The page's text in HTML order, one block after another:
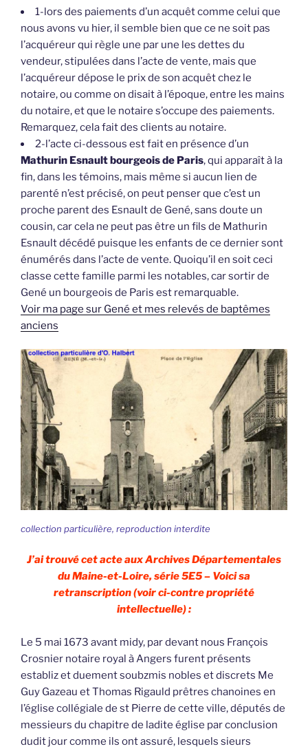
1-lors des paiements d’un acquêt comme celui que
nous avons vu hier, il semble bien que ce ne soit pas
l’acquéreur qui règle une par une les dettes du
vendeur, stipulées dans l’acte de vente, mais que
l’acquéreur dépose le prix de son acquêt chez le
notaire, ou comme on disait à l’époque, entre les mains
du notaire, et que le notaire s’occupe des paiements.
Remarquez, cela fait des clients au notaire.
2-l’acte ci-dessous est fait en présence d’un
Mathurin Esnault bourgeois de Paris, qui apparaît à la
fin, dans les témoins, mais même si aucun lien de
parenté n’est précisé, on peut penser que c’est un
proche parent des Esnault de Gené, sans doute un
cousin, car cela ne peut pas être un fils de Mathurin
Esnault décédé puisque les enfants de ce dernier sont
énumérés dans l’acte de vente. Quoiqu’il en soit ceci
classe cette famille parmi les notables, car sortir de
Gené un bourgeois de Paris est remarquable.
Voir ma page sur Gené et mes relevés de baptêmes
anciens
collection particulière, reproduction interdite
J’ai trouvé cet acte aux Archives Départementales
du Maine-et-Loire, série 5E5 – Voici sa
retranscription (voir ci-contre propriété
intellectuelle) :
Le 5 mai 1673 avant midy, par devant nous François
Crosnier notaire royal à Angers furent présents
establiz et duement soubzmis nobles et discrets Me
Guy Gazeau et Thomas Rigauld prêtres chanoines en
l’église collégiale de st Pierre de cette ville, députés de
messieurs du chapitre de ladite église par conclusion
dudit jour comme ils ont assuré, lesquels sieurs